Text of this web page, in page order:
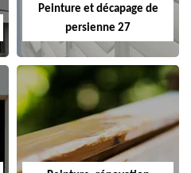
Peinture et décapage de
persienne 27